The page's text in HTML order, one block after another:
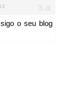
o seu blog